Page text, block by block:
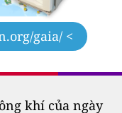
gaia/ <
khí của ngày